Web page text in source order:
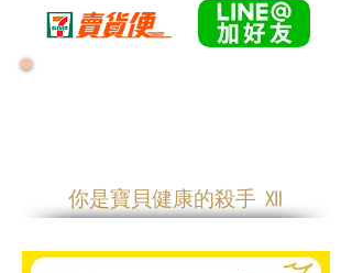
你是寶貝健康的殺手 Ⅻ